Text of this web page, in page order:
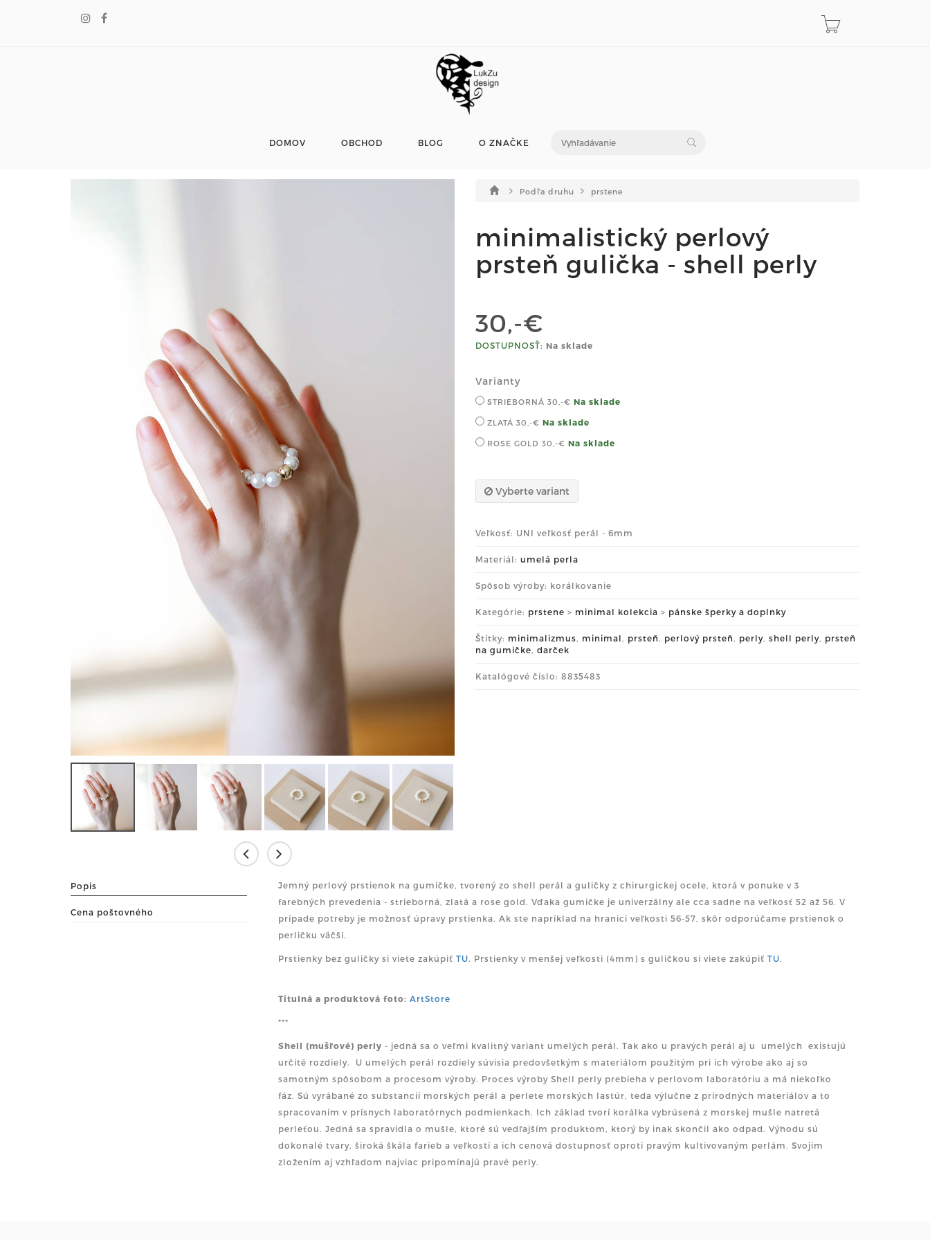
DOMOV OBCHOD BLOG O ZNAČKE
Podľa druhu prstene
minimalistický perlový
prsteň gulička - shell perly
30,-€
DOSTUPNOSŤ: Na sklade
Varianty
STRIEBORNÁ 30,-€ Na sklade
ZLATÁ 30,-€ Na sklade
ROSE GOLD 30,-€ Na sklade
Vyberte variant
Veľkosť: UNI veľkosť perál - 6mm
Materiál: umelá perla
Spôsob výroby: korálkovanie
Kategórie: prstene > minimal kolekcia > pánske šperky a doplnky
Štítky: minimalizmus, minimal , prsteň , perlový prsteň , perly, shell perly, prsteň
na gumičke, darček
Katalógové číslo: 8835483
Popis
Cena poštovného
Jemný perlový prstienok na gumičke, tvorený zo shell perál a guličky z chirurgickej ocele, ktorá v ponuke v 3
farebných prevedenia - strieborná, zlatá a rose gold. Vďaka gumičke je univerzálny ale cca sadne na veľkosť 52 až 56. V
prípade potreby je možnosť úpravy prstienka. Ak ste napríklad na hranici veľkosti 56-57, skôr odporúčame prstienok o
perličku väčší.
Prstienky bez guličky si viete zakúpiť TU. Prstienky v menšej veľkosti (4mm) s guličkou si viete zakúpiť TU.
Titulná a produktová foto: ArtStore
***
Shell (mušľové) perly - jedná sa o veľmi kvalitný variant umelých perál. Tak ako u pravých perál aj u umelých existujú
určité rozdiely. U umelých perál rozdiely súvisia predovšetkým s materiálom použitým pri ich výrobe ako aj so
samotným spôsobom a procesom výroby. Proces výroby Shell perly prebieha v perlovom laboratóriu a má niekoľko
fáz. Sú vyrábané zo substancií morských perál a perlete morských lastúr, teda výlučne z prírodných materiálov a to
spracovaním v prísnych laboratórnych podmienkach. Ich základ tvorí korálka vybrúsená z morskej mušle natretá
perleťou. Jedná sa spravidla o mušle, ktoré sú vedľajším produktom, ktorý by inak skončil ako odpad. Výhodu sú
dokonalé tvary, široká škála farieb a veľkostí a ich cenová dostupnosť oproti pravým kultivovaným perlám. Svojim
zložením aj vzhľadom najviac pripomínajú pravé perly.